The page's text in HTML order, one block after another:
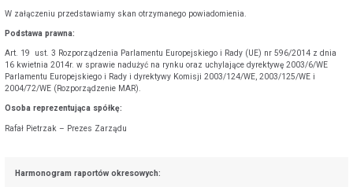
W załączeniu przedstawiamy skan otrzymanego powiadomienia.
Podstawa prawna:
Art. 19 ust. 3 Rozporządzenia Parlamentu Europejskiego i Rady (UE) nr 596/2014 z dnia
16 kwietnia 2014r. w sprawie nadużyć na rynku oraz uchylające dyrektywę 2003/6/WE
Parlamentu Europejskiego i Rady i dyrektywy Komisji 2003/124/WE, 2003/125/WE i
2004/72/WE (Rozporządzenie MAR).
Osoba reprezentująca spółkę:
Rafał Pietrzak – Prezes Zarządu
Harmonogram raportów okresowych: